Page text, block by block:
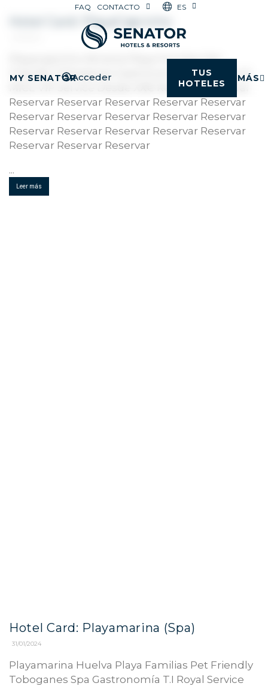
FAQ CONTACTO ES
MY SENATORAcceder
TUS
HOTELES
MÁS
Hotel Card: PlayaCapricho
Playacapricho Almería Playa Familias Pet
Friendly Toboganes Gastronomía T.I Eventos &
MICE VIP Service Desde XX€ Reservar Reservar
Reservar Reservar Reservar Reservar Reservar
Reservar Reservar Reservar Reservar Reservar
Reservar Reservar Reservar Reservar Reservar
Reservar Reservar Reservar
...
Leer más
Hotel Card: Playamarina (Spa)
31/01/2024
Playamarina Huelva Playa Familias Pet Friendly
Toboganes Spa Gastronomía T.I Royal Service